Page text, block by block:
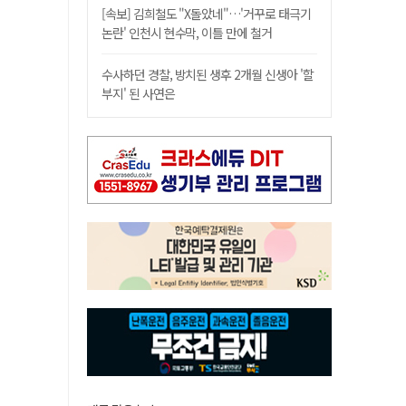
[속보] 김희철도 "X돌았네"…'거꾸로 태극기
논란' 인천시 현수막, 이틀 만에 철거
수사하던 경찰, 방치된 생후 2개월 신생아 '할
부지' 된 사연은